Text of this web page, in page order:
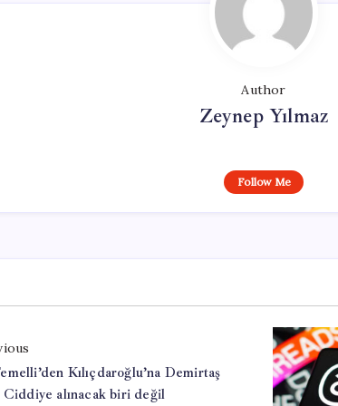
Author
Zeynep Yılmaz
Follow Me
Kılıçdaroğlu’na Demirtaş
alınacak biri değil